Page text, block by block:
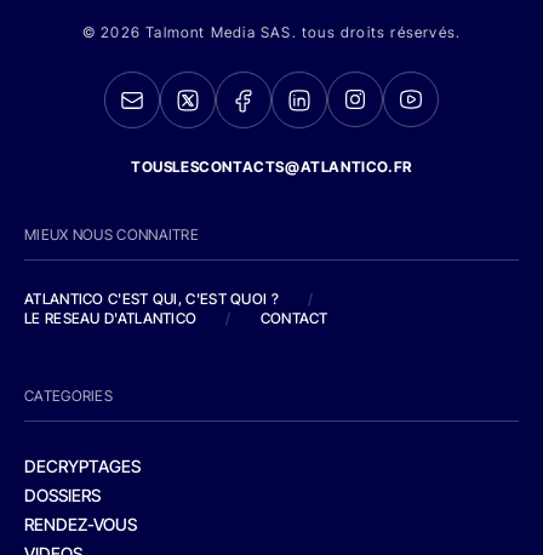
© 2026 Talmont Media SAS. tous droits réservés.
TOUSLESCONTACTS@ATLANTICO.FR
MIEUX NOUS CONNAITRE
ATLANTICO C'EST QUI, C'EST QUOI ?
/
LE RESEAU D'ATLANTICO
/ CONTACT
CATEGORIES
DECRYPTAGES
DOSSIERS
RENDEZ-VOUS